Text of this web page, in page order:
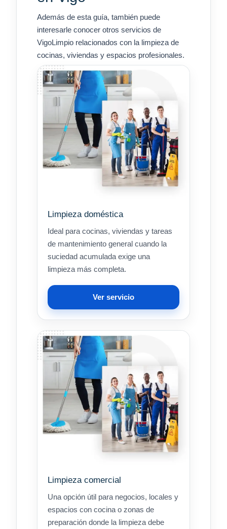
Además de esta guía, también puede
interesarle conocer otros servicios de
VigoLimpio relacionados con la limpieza de
cocinas, viviendas y espacios profesionales.
Limpieza doméstica
Ideal para cocinas, viviendas y tareas
de mantenimiento general cuando la
suciedad acumulada exige una
limpieza más completa.
Ver servicio
Limpieza comercial
Una opción útil para negocios, locales y
espacios con cocina o zonas de
preparación donde la limpieza debe